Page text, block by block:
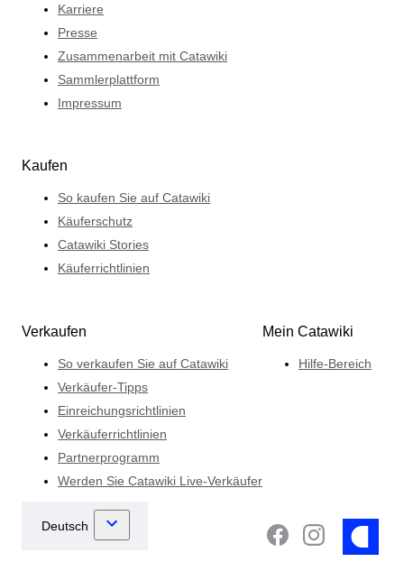
Karriere
Presse
Zusammenarbeit mit Catawiki
Sammlerplattform
Impressum
Kaufen
So kaufen Sie auf Catawiki
Käuferschutz
Catawiki Stories
Käuferrichtlinien
Verkaufen
So verkaufen Sie auf Catawiki
Verkäufer-Tipps
Einreichungsrichtlinien
Verkäuferrichtlinien
Partnerprogramm
Werden Sie Catawiki Live-Verkäufer
Mein Catawiki
Hilfe-Bereich